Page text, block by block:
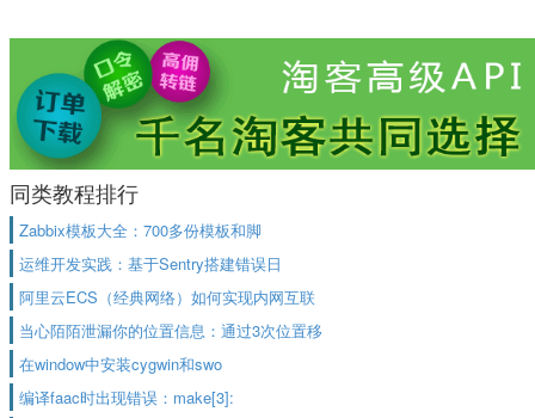
同类教程排行
Zabbix模板大全：700多份模板和脚
运维开发实践：基于Sentry搭建错误日
阿里云ECS（经典网络）如何实现内网互联
当心陌陌泄漏你的位置信息：通过3次位置移
在window中安装cygwin和swo
编译faac时出现错误：make[3]: